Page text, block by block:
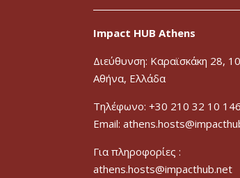
Impact HUB Athens
Διεύθυνση: Καραϊσκάκη 28,
Αθήνα, Ελλάδα
Τηλέφωνο: +30 210 32 10 146
Email:
Για πληροφορίες :
athens.hosts@impacthub.net